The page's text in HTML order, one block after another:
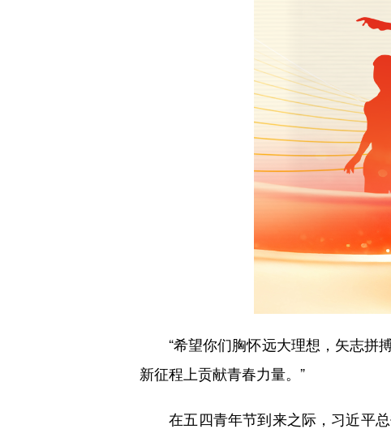
“希望你们胸怀远大理想，矢志拼搏
新征程上贡献青春力量。”
在五四青年节到来之际，习近平总